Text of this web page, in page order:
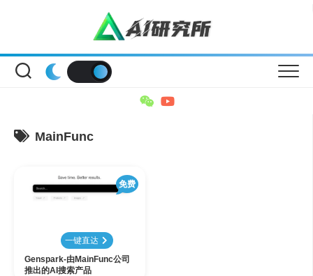
MainFunc
免费
一键直达
Genspark-由MainFunc公司
推出的AI搜索产品